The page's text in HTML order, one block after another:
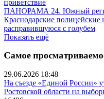
приветствие
ПАНОРАМА 24. Южный
Краснодарские
расправившуюся с голубем
Показать ещё
Самое
29.06.2026 18:48
На съезде «Единой России»
Ростовской области на